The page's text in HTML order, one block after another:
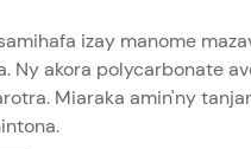
izay manome
akora polycarbonate
Miaraka amin'ny